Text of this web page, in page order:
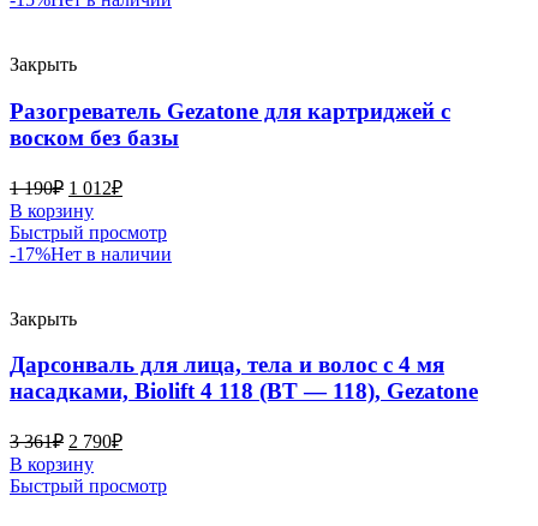
Закрыть
Разогреватель Gezatone для картриджей с
воском без базы
1 190₽ 1 012₽
В корзину
Быстрый просмотр
-17%Нет в наличии
Закрыть
Дарсонваль для лица, тела и волос с 4 мя
насадками, Biolift 4 118 (BT — 118), Gezatone
3 361₽ 2 790₽
В корзину
Быстрый просмотр